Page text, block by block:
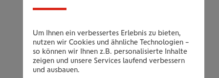
Trainingsplanerstellung und Bio-
Impedanz-Analyse
Precor Cardiogeräte mit eigenem TV
modernste Kraftgeräte
Um Ihnen ein verbessertes Erlebnis zu bieten,
nutzen wir Cookies und ähnliche Technologien –
so können wir Ihnen z.B. personalisierte Inhalte
zeigen und unsere Services laufend verbessern
und ausbauen.